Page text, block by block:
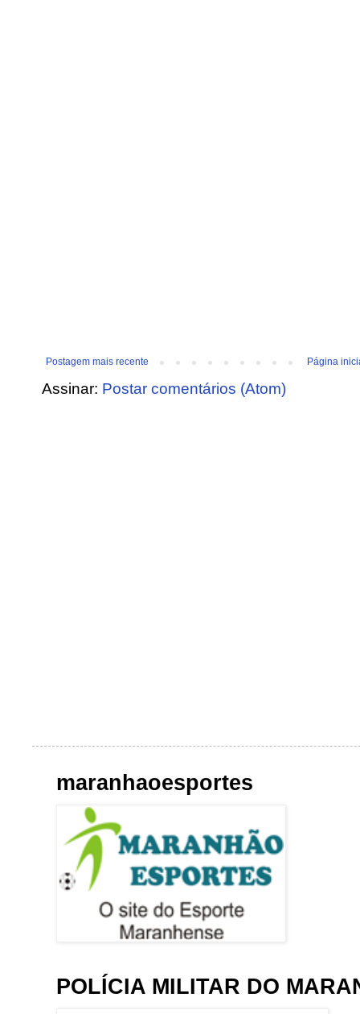
Postagem mais recente Página
Assinar: Postar comentários (Atom)
maranhaoesportes
POLÍCIA MILITAR DO